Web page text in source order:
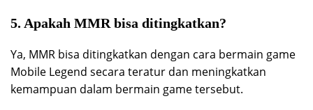
5. Apakah MMR bisa ditingkatkan?
Ya, MMR bisa ditingkatkan dengan cara bermain game
Mobile Legend secara teratur dan meningkatkan
kemampuan dalam bermain game tersebut.